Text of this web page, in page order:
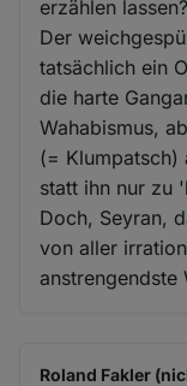
erzählen
Der
tatsächlich ein
die harte
Wahabismus,
(= Klumpatsch)
statt ihn nur zu
Doch, Seyran,
von aller
anstrengendste
Roland Fakler